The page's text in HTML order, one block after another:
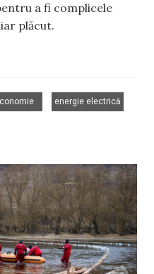
a fi complicele
plăcut.
energie electrică